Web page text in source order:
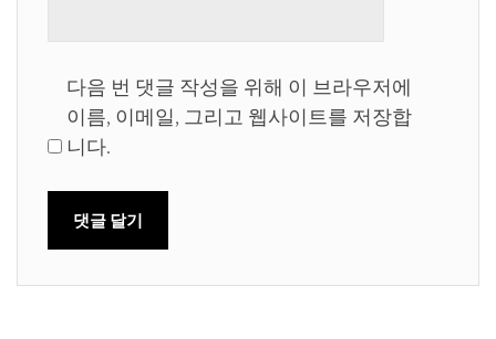
다음 번 댓글 작성을 위해 이 브라우저에
이름, 이메일, 그리고 웹사이트를 저장합
니다.